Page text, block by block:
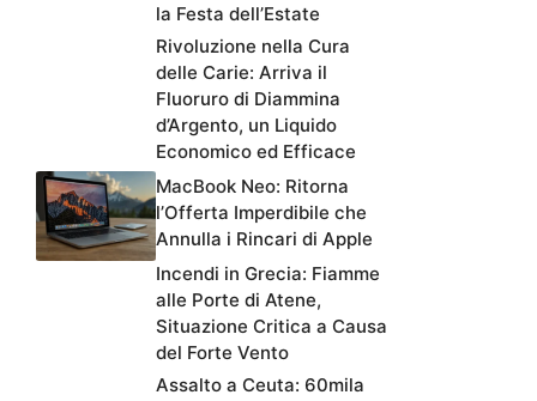
la Festa dell’Estate
Rivoluzione nella Cura
delle Carie: Arriva il
Fluoruro di Diammina
d’Argento, un Liquido
Economico ed Efficace
MacBook Neo: Ritorna
l’Offerta Imperdibile che
Annulla i Rincari di Apple
Incendi in Grecia: Fiamme
alle Porte di Atene,
Situazione Critica a Causa
del Forte Vento
Assalto a Ceuta: 60mila